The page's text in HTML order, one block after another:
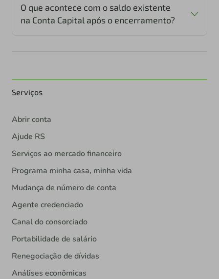
O que acontece com o saldo existente
na Conta Capital após o encerramento?
Serviços
Abrir conta
Ajude RS
Serviços ao mercado financeiro
Programa minha casa, minha vida
Mudança de número de conta
Agente credenciado
Canal do consorciado
Portabilidade de salário
Renegociação de dívidas
Análises econômicas